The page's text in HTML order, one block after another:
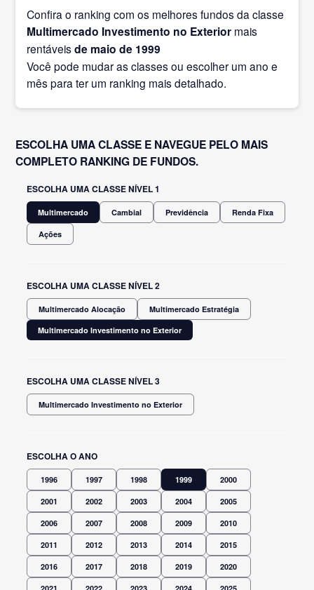
Confira o ranking com os melhores fundos da classe
Multimercado Investimento no Exterior mais
rentáveisde maio de 1999
Você pode mudar as classes ou escolher um ano e
mês para ter um ranking mais detalhado.
ESCOLHA UMA CLASSE E NAVEGUE PELO MAIS
COMPLETO RANKING DE FUNDOS.
ESCOLHA UMA CLASSE NÍVEL 1
Multimercado Cambial Previdência Renda Fixa
Ações
ESCOLHA UMA CLASSE NÍVEL 2
Multimercado Alocação
Multimercado Estratégia
Multimercado Investimento no Exterior
ESCOLHA UMA CLASSE NÍVEL 3
Multimercado Investimento no Exterior
ESCOLHA O ANO
1996 1997 1998 1999 2000
2001 2002 2003 2004 2005
2006 2007 2008 2009 2010
2011 2012 2013 2014 2015
2016 2017 2018 2019 2020
2021 2022 2023 2024 2025